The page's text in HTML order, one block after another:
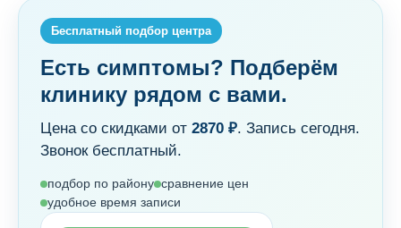
Бесплатный подбор центра
Есть симптомы? Подберём
клинику рядом с вами.
Цена со скидками от 2870 ₽. Запись сегодня.
Звонок бесплатный.
подбор по району сравнение цен
удобное время записи